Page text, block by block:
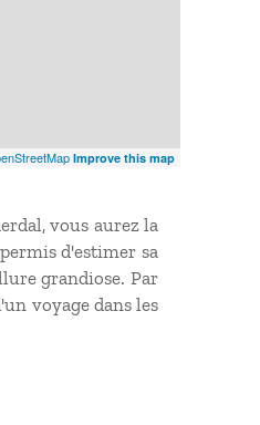
Improve this map
vous aurez la
d'estimer sa
grandiose. Par
voyage dans les